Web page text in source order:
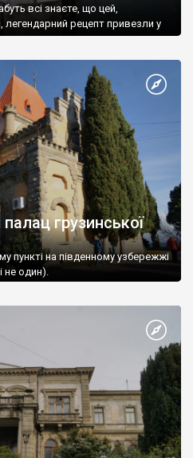
всі знаєте, що цей,
легендарний рецепт привезли у
грузинської
пункті на південному узбережжі
не один).